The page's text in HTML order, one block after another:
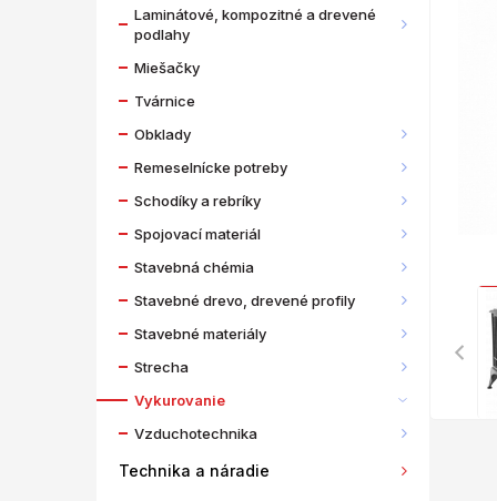
Laminátové, kompozitné a drevené
podlahy
Miešačky
Tvárnice
Obklady
Remeselnícke potreby
Schodíky a rebríky
Spojovací materiál
Stavebná chémia
Stavebné drevo, drevené profily
Stavebné materiály
Strecha
Vykurovanie
Vzduchotechnika
Technika a náradie